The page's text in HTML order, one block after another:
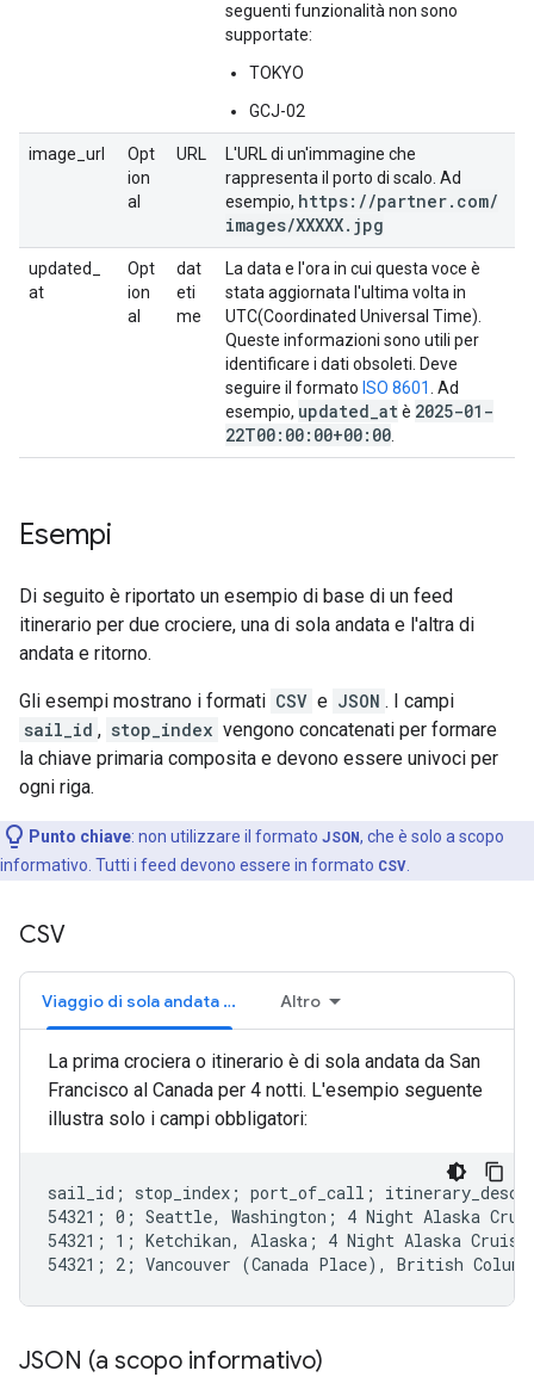
seguenti funzionalità non sono
supportate:
TOKYO
GCJ-02
image_url
Opt
ion
al
URL
L'URL di un'immagine che
rappresenta il porto di scalo. Ad
esempio, https: //partner. com/
images/XXXXX. jpg
updated_
at
Opt
ion
al
dat
eti
me
La data e l'ora in cui questa voce è
stata aggiornata l'ultima volta in
UTC(Coordinated Universal Time).
Queste informazioni sono utili per
identificare i dati obsoleti. Deve
seguire il formato ISO 8601 . Ad
esempio, updated atè 2025-01-
22T00:00:00+00:00
Esempi
Di seguito è riportato un esempio di base di un feed
itinerario per due crociere, una di sola andata e l'altra di
andata e ritorno.
Gli esempi mostrano i formati CSV e JSON . I campi
sail_id , stop_index vengono concatenati per formare
la chiave primaria composita e devono essere univoci per
ogni riga.
Punto chiave: non utilizzare il formato JSON, che è solo a scopo
informativo. Tutti i feed devono essere in formato CSV
CSV
Viaggio di sola andata (obbligatorio) Altro
La prima crociera o itinerario è di sola andata da San
Francisco al Canada per 4 notti. L'esempio seguente
illustra solo i campi obbligatori:
sail_id; stop_index; port_of_call;
54321; 0; Seattle, Washington; 4 Night Alaska
54321; 1; Ketchikan, Alaska; 4 Night Alaska
JSON (a scopo informativo)